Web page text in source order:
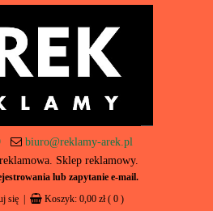
biuro@reklamy-arek.pl
Sklep reklamowy.
lub zapytanie e-mail.
się Koszyk: 0,00 zł ( 0 )